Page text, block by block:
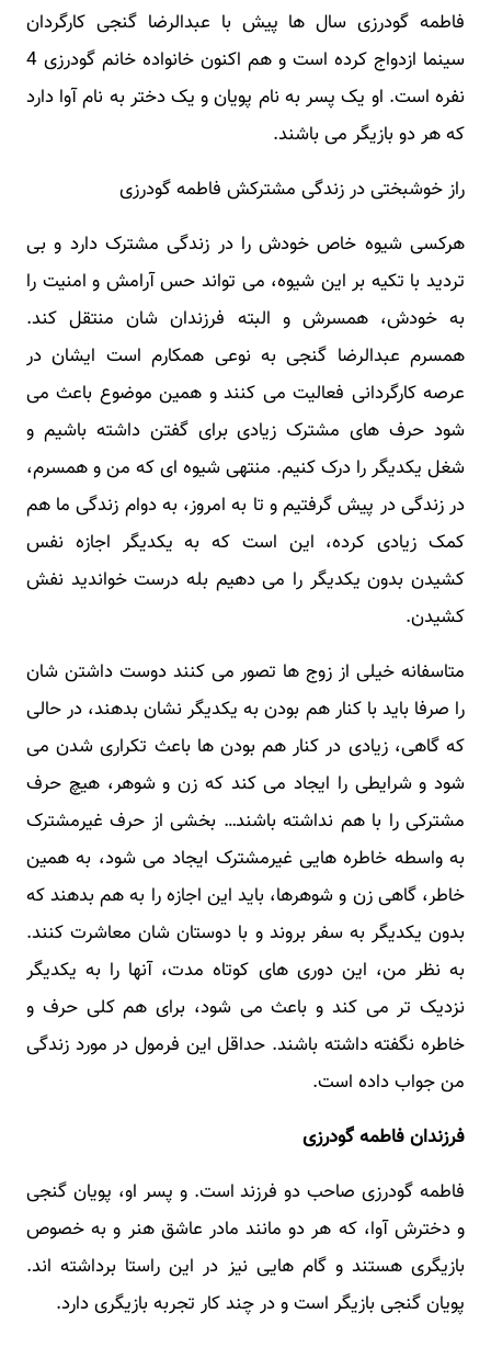
فاطمه گودرزی سال ها پیش با عبدالرضا گنجی کارگردان
سینما ازدواج کرده است و هم اکنون خانواده خانم گودرزی 4
نفره است. او یک پسر به نام پویان و یک دختر به نام آوا دارد
که هر دو بازیگر می باشند.
راز خوشبختی در زندگی مشترکش فاطمه گودرزی
هرکسی شیوه خاص خودش را در زندگی مشترک دارد و بی
تردید با تکیه بر این شیوه، می تواند حس آرامش و امنیت را
به خودش، همسرش و البته فرزندان شان منتقل کند.
همسرم عبدالرضا گنجی به نوعی همکارم است ایشان در
عرصه کارگردانی فعالیت می کنند و همین موضوع باعث می
شود حرف های مشترک زیادی برای گفتن داشته باشیم و
شغل یکدیگر را درک کنیم. منتهی شیوه ای که من و همسرم،
در زندگی در پیش گرفتیم و تا به امروز، به دوام زندگی ما هم
کمک زیادی کرده، این است که به یکدیگر اجازه نفس
کشیدن بدون یکدیگر را می دهیم بله درست خواندید نفش
کشیدن.
متاسفانه خیلی از زوج ها تصور می کنند دوست داشتن شان
را صرفا باید با کنار هم بودن به یکدیگر نشان بدهند، در حالی
که گاهی، زیادی در کنار هم بودن ها باعث تکراری شدن می
شود و شرایطی را ایجاد می کند که زن و شوهر، هیچ حرف
مشترکی را با هم نداشته باشند… بخشی از حرف غیرمشترک
به واسطه خاطره هایی غیرمشترک ایجاد می شود، به همین
خاطر، گاهی زن و شوهرها، باید این اجازه را به هم بدهند که
بدون یکدیگر به سفر بروند و با دوستان شان معاشرت کنند.
به نظر من، این دوری های کوتاه مدت، آنها را به یکدیگر
نزدیک تر می کند و باعث می شود، برای هم کلی حرف و
خاطره نگفته داشته باشند. حداقل این فرمول در مورد زندگی
من جواب داده است.
فرزندان فاطمه گودرزی
فاطمه گودرزی صاحب دو فرزند است. و پسر او، پویان گنجی
و دخترش آوا، که هر دو مانند مادر عاشق هنر و به خصوص
بازیگری هستند و گام هایی نیز در این راستا برداشته اند.
پویان گنجی بازیگر است و در چند کار تجربه بازیگری دارد.